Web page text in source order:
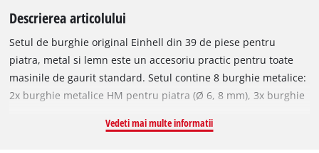
Descrierea articolului
Setul de burghie original Einhell din 39 de piese pentru
piatra, metal si lemn este un accesoriu practic pentru toate
masinile de gaurit standard. Setul contine 8 burghie metalice:
2x burghie metalice HM pentru piatra (Ø 6, 8 mm), 3x burghie
lemn (Ø 4, 5, 6 mm). In set sunt furnizate, de asemenea, 24 de
Vedeti mai multe informatii